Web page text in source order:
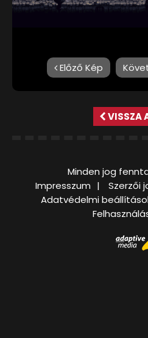
Előző Kép
VISSZA
Minden jog
Impresszum
Szerzői
Adatvédelmi